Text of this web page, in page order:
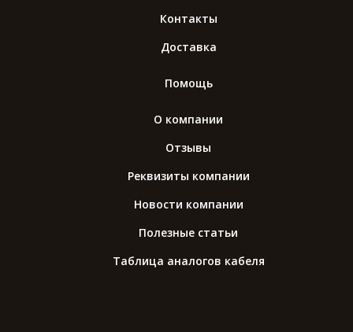
Контакты
Доставка
Помощь
О компании
Отзывы
Реквизиты компании
Новости компании
Полезные статьи
Таблица аналогов кабеля